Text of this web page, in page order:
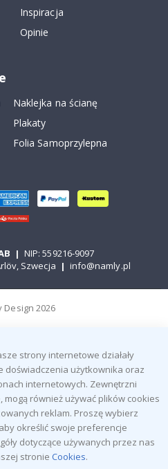
Inspiracja
Opinie
Naklejka na ścianę
Plakaty
Folia Samoprzylepna
| NIP: 559216-9097
Szwecja | info@namly.pl
Design 2026
strony internetowe działały
doświadczenia użytkownika oraz
internetowych. Zewnętrzni
mogą również używać plików cookies
reklam. Proszę wybierz
określić swoje preferencje
dotyczące używanych przez nas
stronie Cookies.